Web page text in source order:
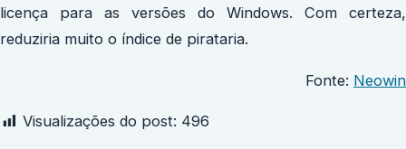
licença para as versões do Windows. Com certeza,
reduziria muito o índice de pirataria.
Fonte: Neowin
Visualizações do post: 496